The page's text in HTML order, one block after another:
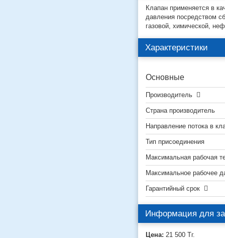
Клапан применяется в
давления посредством
газовой, химической,
Характеристики
Основные
Производитель
Страна производитель
Направление потока в
Тип присоединения
Максимальная рабочая
Максимальное рабочее
Гарантийный срок
Информация для
Цена: 21 500 Тг.